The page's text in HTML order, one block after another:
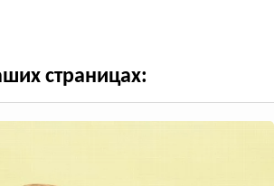
страницах: